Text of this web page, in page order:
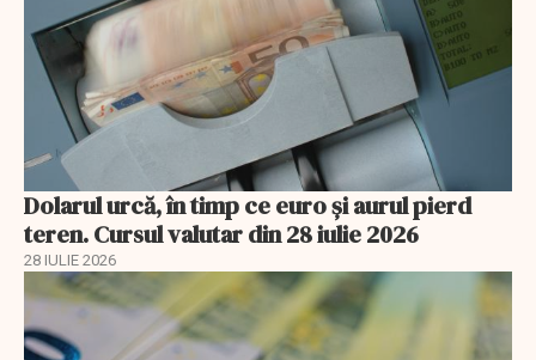
Dolarul urcă, în timp ce euro și aurul pierd
teren. Cursul valutar din 28 iulie 2026
28 IULIE 2026